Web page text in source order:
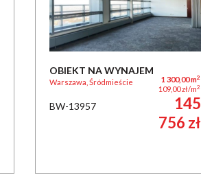
OBIEKT NA WYNAJEM
Warszawa, Śródmieście 1 300,00 m2
109,00 zł/m2
BW-13957
145
756 zł